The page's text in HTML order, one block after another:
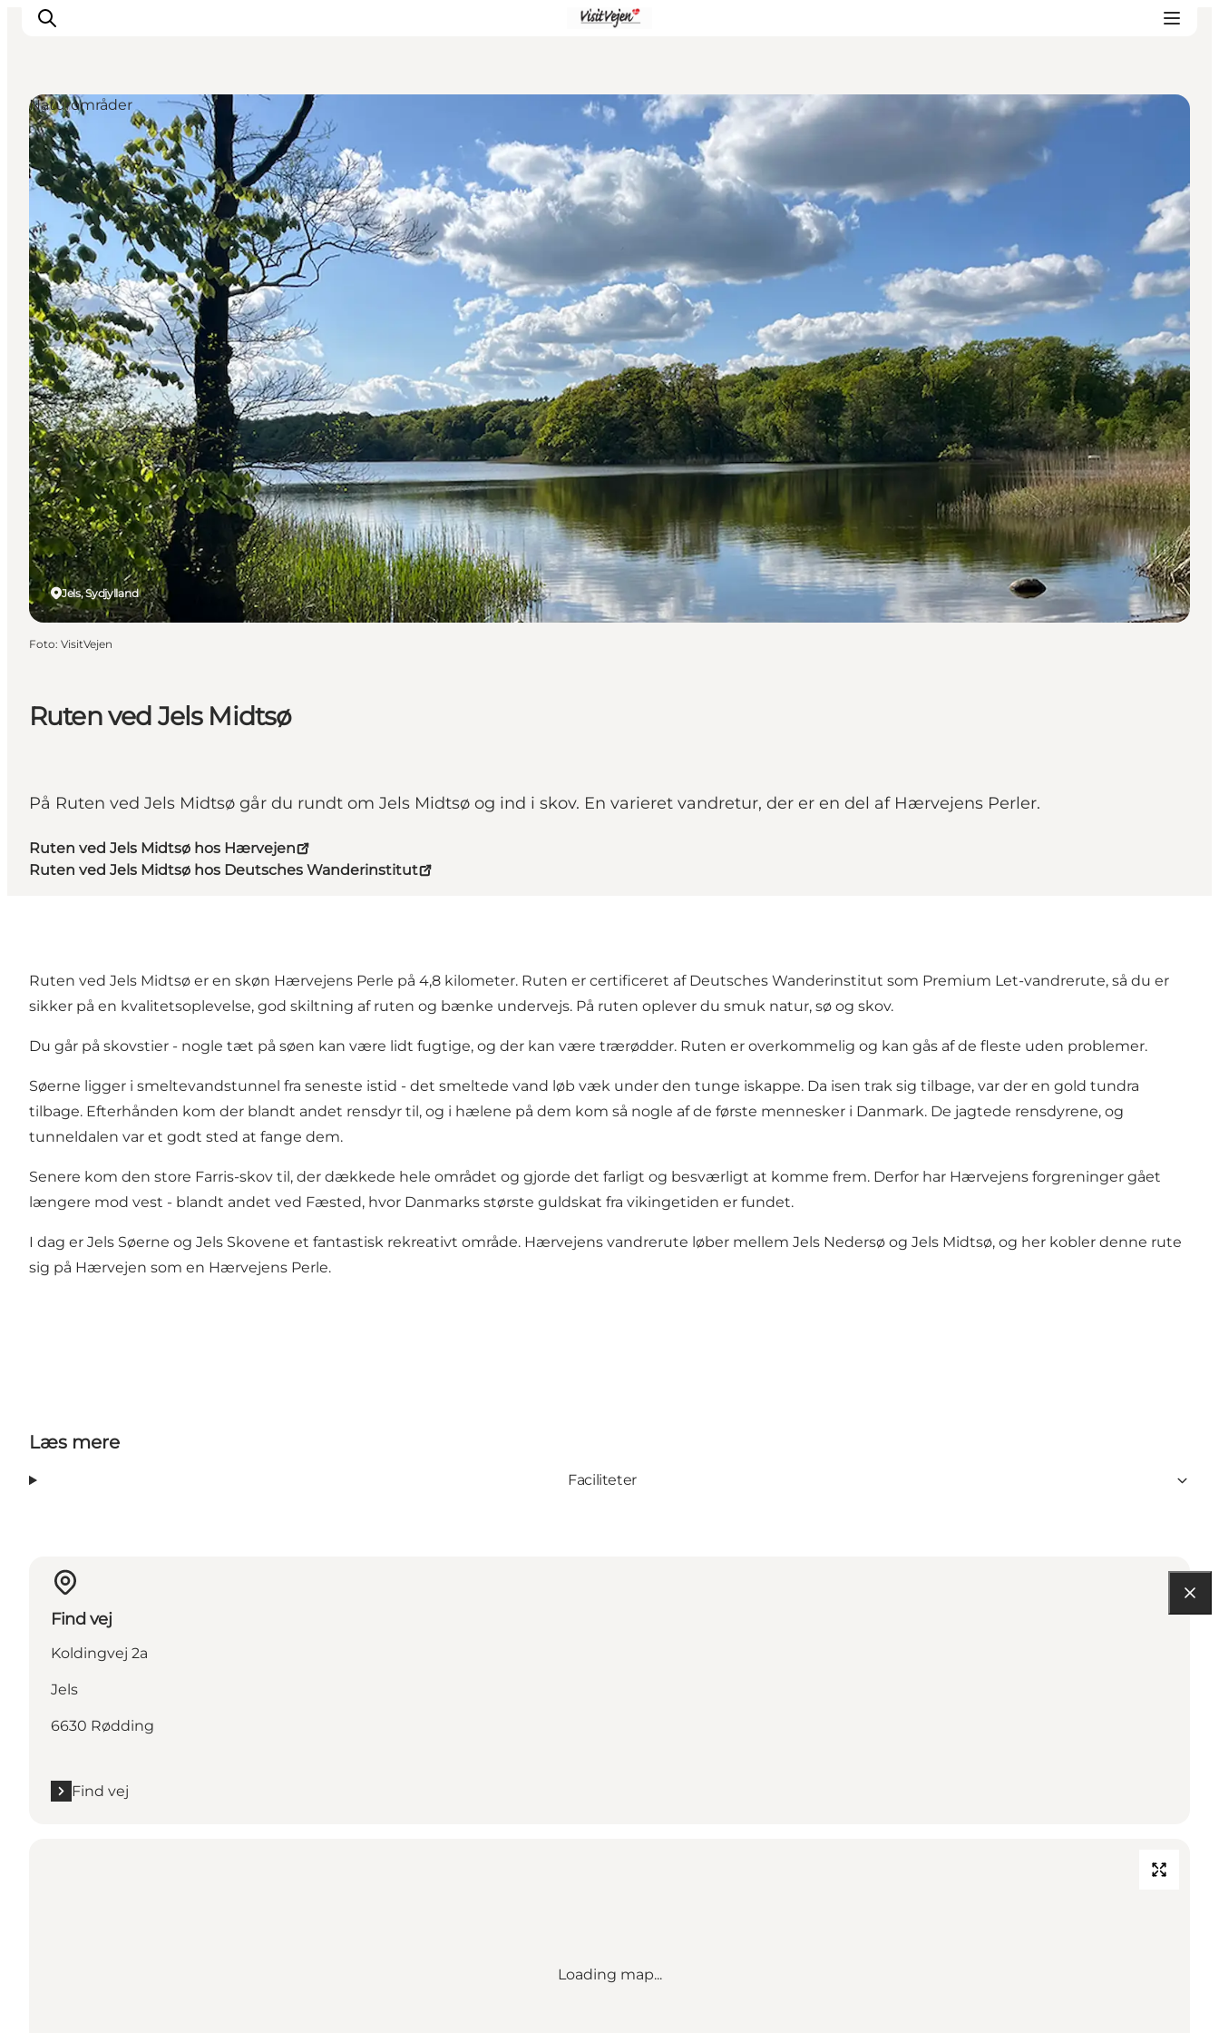
Spise
Sove
Natur
Se og oplev
Byer
Events
Udforsk
Ruten ved Jels Midtsø
På Ruten ved Jels Midtsø går du rundt om Jels Midtsø og ind i skov. En varieret vandretur, der er en del af Hærvejens Perler.
Ruten ved Jels Midtsø hos Hærvejen
Ruten ved Jels Midtsø hos Deutsches Wanderinstitut
Jels, Sydjylland
Naturområder
Foto: VisitVejen
Ruten ved Jels Midtsø er en skøn Hærvejens Perle på 4,8 kilometer. Ruten er certificeret af Deutsches Wanderinstitut som Premium Let-vandrerute, så du er
sikker på en kvalitetsoplevelse, god skiltning af ruten og bænke undervejs. På ruten oplever du smuk natur, sø og skov.
Du går på skovstier - nogle tæt på søen kan være lidt fugtige, og der kan være trærødder. Ruten er overkommelig og kan gås af de fleste uden problemer.
Søerne ligger i smeltevandstunnel fra seneste istid - det smeltede vand løb væk under den tunge iskappe. Da isen trak sig tilbage, var der en gold tundra
tilbage. Efterhånden kom der blandt andet rensdyr til, og i hælene på dem kom så nogle af de første mennesker i Danmark. De jagtede rensdyrene, og
tunneldalen var et godt sted at fange dem.
Senere kom den store Farris-skov til, der dækkede hele området og gjorde det farligt og besværligt at komme frem. Derfor har Hærvejens forgreninger gået
længere mod vest - blandt andet ved Fæsted, hvor Danmarks største guldskat fra vikingetiden er fundet.
I dag er Jels Søerne og Jels Skovene et fantastisk rekreativt område. Hærvejens vandrerute løber mellem Jels Nedersø og Jels Midtsø, og her kobler denne rute
sig på Hærvejen som en Hærvejens Perle.
Læs mere
Faciliteter
Find vej
Koldingvej 2a
Jels
6630 Rødding
Find vej
Loading map...